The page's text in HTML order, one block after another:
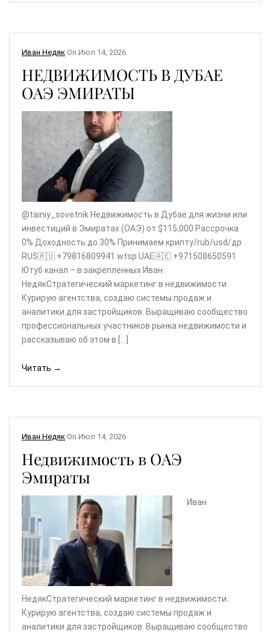
Иван Недяк On Июл 14, 2026
НЕДВИЖИМОСТЬ В ДУБАЕ
ОАЭ ЭМИРАТЫ
@tainiy_sovetnik Недвижимость в Дубае для жизни или
инвестиций в Эмиратах (ОАЭ) от $115,000 Рассрочка
0% Доходность до 30% Принимаем крипту/rub/usd/др
RUS🇷🇺 +79816809941 wtsp UAE🇦🇪 +971508650591
Ютуб канал – в закрепленных Иван
НедякСтратегический маркетинг в недвижимости.
Курирую агентства, создаю системы продаж и
аналитики для застройщиков. Выращиваю сообщество
профессиональных участников рынка недвижимости и
рассказываю об этом в […]
Читать →
Иван Недяк On Июл 14, 2026
Недвижимость в ОАЭ
Эмираты
Иван
НедякСтратегический маркетинг в недвижимости.
Курирую агентства, создаю системы продаж и
аналитики для застройщиков. Выращиваю сообщество